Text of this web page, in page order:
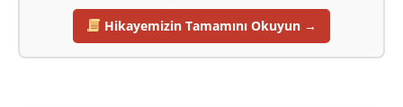
Hikayemizin Tamamını Okuyun →